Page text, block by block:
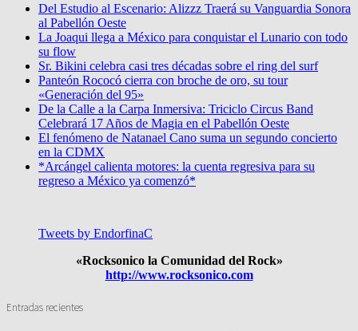
Del Estudio al Escenario: Alizzz Traerá su Vanguardia Sonora
al Pabellón Oeste
La Joaqui llega a México para conquistar el Lunario con todo
su flow
Sr. Bikini celebra casi tres décadas sobre el ring del surf
Panteón Rococó cierra con broche de oro, su tour
«Generación del 95»
De la Calle a la Carpa Inmersiva: Triciclo Circus Band
Celebrará 17 Años de Magia en el Pabellón Oeste
El fenómeno de Natanael Cano suma un segundo concierto
en la CDMX
*Arcángel calienta motores: la cuenta regresiva para su
regreso a México ya comenzó*
Tweets by EndorfinaC
«Rocksonico la Comunidad del Rock»
http://www.rocksonico.com
Entradas recientes